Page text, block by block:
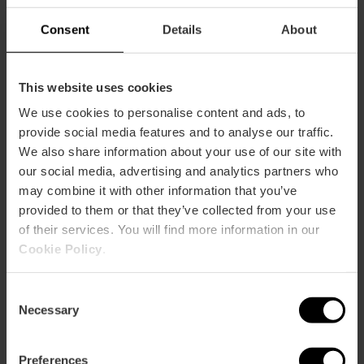
Consent Details About
This website uses cookies
We use cookies to personalise content and ads, to
provide social media features and to analyse our traffic.
We also share information about your use of our site with
our social media, advertising and analytics partners who
may combine it with other information that you’ve
provided to them or that they’ve collected from your use
of their services. You will find more information in our
Cookie Policy
Selection
Necessary
Preferences